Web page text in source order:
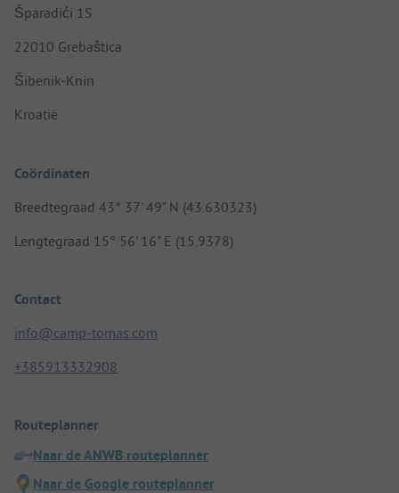
Šparadići 1S
22010 Grebaštica
Šibenik-Knin
Kroatië
Coördinaten
Breedtegraad 43° 37' 49" N (43.630323)
Lengtegraad 15° 56' 16" E (15.9378)
Contact
info@camp-tomas.com
+385913332908
Routeplanner
Naar de ANWB routeplanner
Naar de Google routeplanner